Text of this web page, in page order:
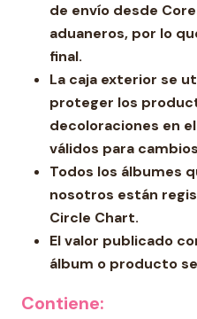
de envío desde
aduaneros, por lo
final.
La caja exterior se
proteger los
decoloraciones en
válidos para
Todos los álbumes
nosotros están
Circle Chart.
El valor publicado
álbum o producto
Contiene: